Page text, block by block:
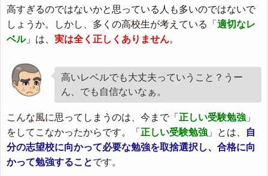
高すぎるのではないかと思っている人も多いのではないで
しょうか。しかし、多くの高校生が考えている「 適切なレ
ベル」は、 実は全く正しくありません。
高いレベルでも大丈夫っていうこと？うー
ん、でも自信ないなぁ。
こんな風に思ってしまうのは、今まで「 正しい受験勉強 」
をしてこなかったからです。「 正しい受験勉強 」とは、
自
分の志望校に向かって必要な勉強を取捨選択し、合格に向
かって勉強することです。